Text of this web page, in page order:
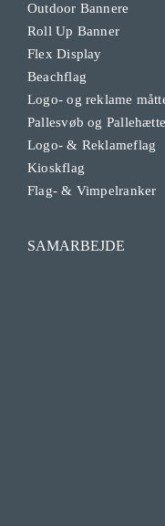
Outdoor Bannere
Roll Up Banner
Flex Display
Beachflag
Logo- og reklame
Pallesvøb og
Logo- & Reklameflag
Kioskflag
Flag- & Vimpelranker
SAMARBEJDE